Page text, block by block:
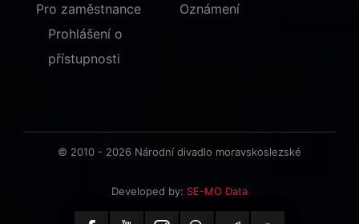
Pro zaměstnance
Oznámení
Prohlášení o
přístupnosti
© 2010 - 2026 Národní divadlo moravskoslezské
Developed by: SE-MO Data